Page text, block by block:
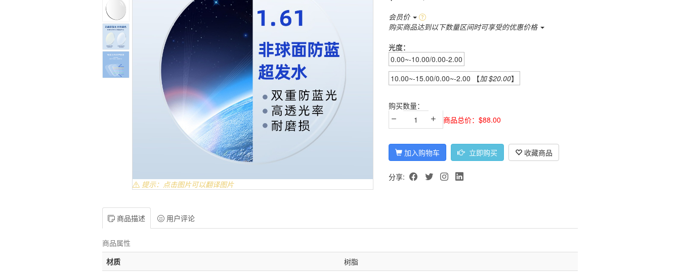
提示：点击图片可以翻译图片
会员价
购买商品达到以下数量区间时可享受的优惠价格
光度：
0.00~-10.00/0.00-2.00
10.00~-15.00/0.00~-2.00 【加 $20.00】
购买数量：
商品总价：$88.00
加入购物车 立即购买 收藏商品
分享:
商品描述 用户评论
商品属性
材质
树脂